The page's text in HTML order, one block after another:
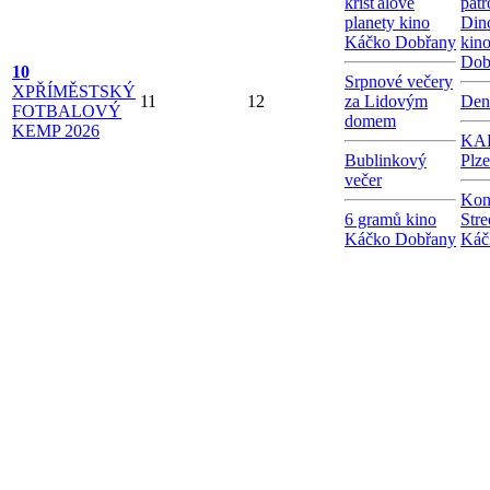
10
XPŘÍMĚSTSKÝ
FOTBALOVÝ
KEMP 2026
11 12
planety kino
Káčko Dobřany
Srpnové večery
za Lidovým
domem
Bublinkový
večer
6 gramů kino
Káčko Dobřany